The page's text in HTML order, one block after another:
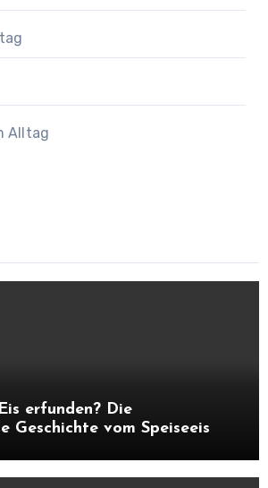
Alltag
erfunden? Die
Geschichte vom Speiseeis